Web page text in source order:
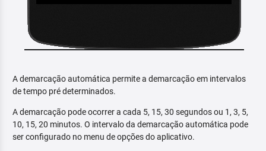
A demarcação automática permite a demarcação em intervalos
de tempo pré determinados.
A demarcação pode ocorrer a cada 5, 15, 30 segundos ou 1, 3, 5,
10, 15, 20 minutos. O intervalo da demarcação automática pode
ser configurado no menu de opções do aplicativo.